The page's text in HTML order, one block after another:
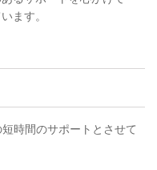
ます。
時間のサポートとさせて